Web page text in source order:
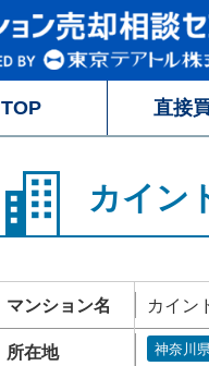
TOP 直接
カイン
マンション名 カイン
所在地 神奈川